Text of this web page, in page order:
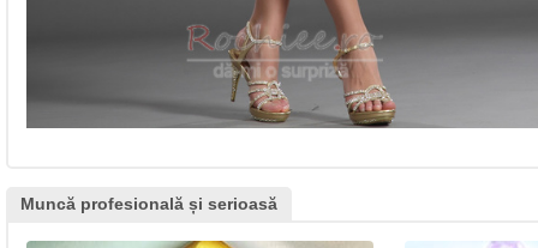
Muncă profesională și serioasă